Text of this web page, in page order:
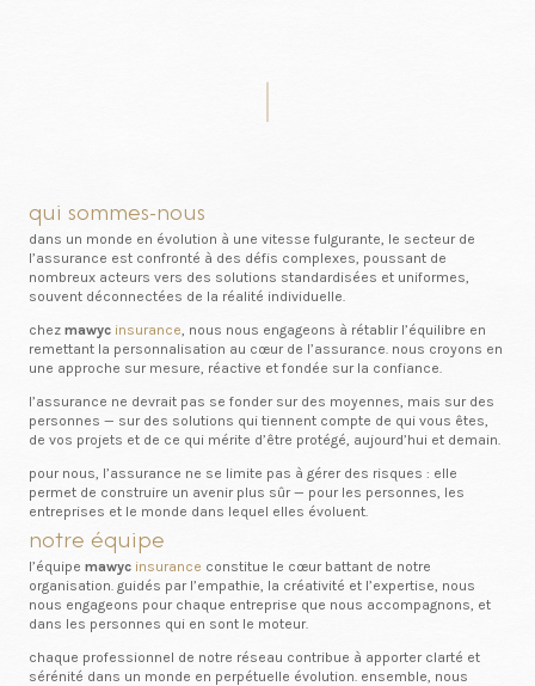
qui sommes-nous
dans un monde en évolution à une vitesse fulgurante, le secteur de
l’assurance est confronté à des défis complexes, poussant de
nombreux acteurs vers des solutions standardisées et uniformes,
souvent déconnectées de la réalité individuelle.
chez mawyc insurance , nous nous engageons à rétablir l’équilibre en
remettant la personnalisation au cœur de l’assurance. nous croyons en
une approche sur mesure, réactive et fondée sur la confiance.
l’assurance ne devrait pas se fonder sur des moyennes, mais sur des
personnes — sur des solutions qui tiennent compte de qui vous êtes,
de vos projets et de ce qui mérite d’être protégé, aujourd’hui et demain.
pour nous, l’assurance ne se limite pas à gérer des risques : elle
permet de construire un avenir plus sûr — pour les personnes, les
entreprises et le monde dans lequel elles évoluent.
notre équipe
l’équipe mawyc insurance constitue le cœur battant de notre
organisation. guidés par l’empathie, la créativité et l’expertise, nous
nous engageons pour chaque entreprise que nous accompagnons, et
dans les personnes qui en sont le moteur.
chaque professionnel de notre réseau contribue à apporter clarté et
sérénité dans un monde en perpétuelle évolution. ensemble, nous